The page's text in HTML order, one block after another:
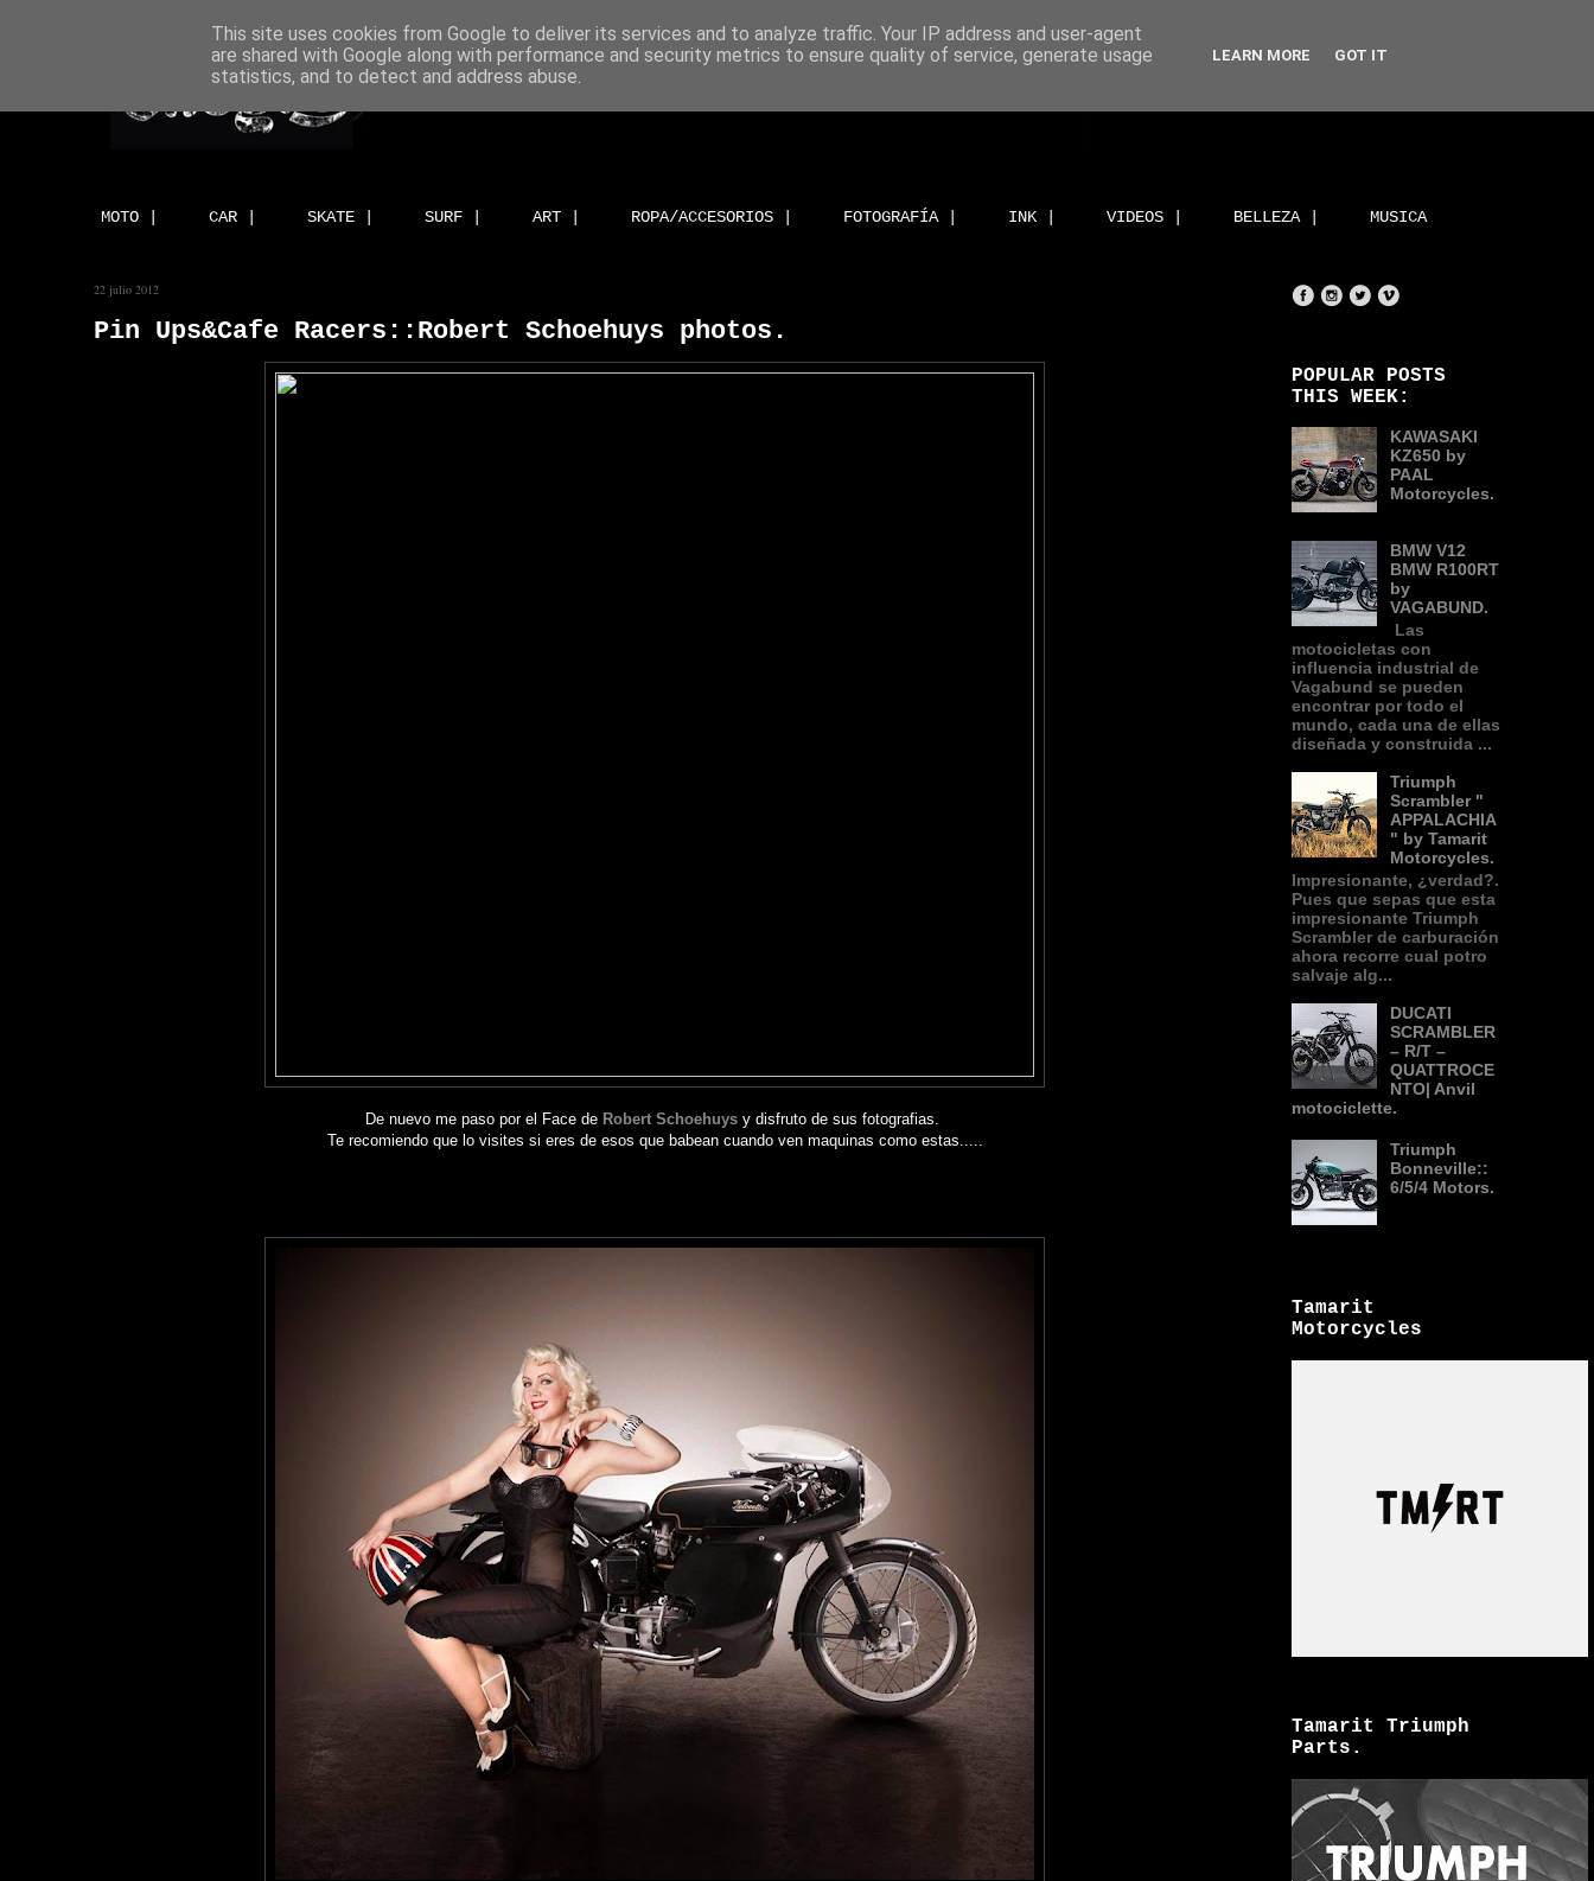
MOTO | CAR | SKATE | SURF | ART | ROPA/ACCESORIOS | FOTOGRAFÍA | INK | VIDEOS | BELLEZA | MUSICA
22 julio 2012
Pin Ups&Cafe Racers::Robert Schoehuys photos.
De nuevo me paso por el Face de Robert Schoehuys y disfruto de sus fotografias.
Te recomiendo que lo visites si eres de esos que babean cuando ven maquinas como estas.....
POPULAR POSTS
THIS WEEK:
KAWASAKI
KZ650 by
PAAL
Motorcycles.
BMW V12
BMW R100RT
by
VAGABUND.
Las
motocicletas con
influencia industrial de
Vagabund se pueden
encontrar por todo el
mundo, cada una de ellas
diseñada y construida ...
Triumph
Scrambler "
APPALACHIA
" by Tamarit
Motorcycles.
Impresionante, ¿verdad?.
Pues que sepas que esta
impresionante Triumph
Scrambler de carburación
ahora recorre cual potro
salvaje alg...
DUCATI
SCRAMBLER
– R/T –
QUATTROCE
NTO| Anvil
motociclette.
Triumph
Bonneville::
6/5/4 Motors.
Tamarit
Motorcycles
Tamarit Triumph
Parts.
This site uses cookies from Google to deliver its services and to analyze traffic. Your IP address and user-agent
are shared with Google along with performance and security metrics to ensure quality of service, generate usage
statistics, and to detect and address abuse.
LEARN MORE GOT IT